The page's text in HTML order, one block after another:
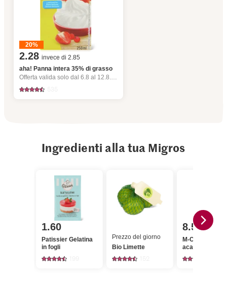
20%
2.28 invece di 2.85
aha! Panna intera 35% di grasso
Offerta valida solo dal 6.8 al 12.8.2026, fino a esaurimento dello stock.
Ingredienti alla tua Migros
1.60
Patissier Gelatina
in fogli
Prezzo del giorno
Bio Limette
8.50
M-Classic
acacia